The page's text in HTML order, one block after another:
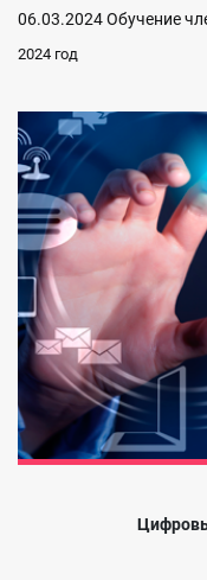
06.03.2024 Обучение
2024 год